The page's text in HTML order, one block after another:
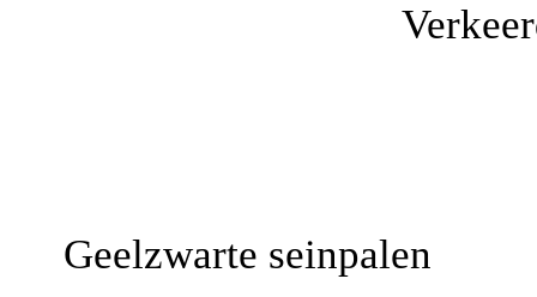
Geelzwarte seinpalen